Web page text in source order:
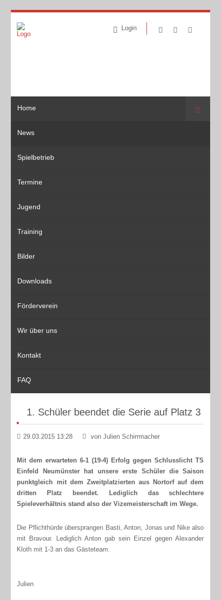
Login
Home
News
Spielbetrieb
Termine
Jugend
Training
Bilder
Downloads
Förderverein
Wir über uns
Kontakt
FAQ
Suche
1. Schüler beendet die Serie auf Platz 3
29.03.2015 13:28 von Julien Schirrmacher
Mit dem erwarteten 6-1 (19-4) Erfolg gegen Schlusslicht TS
Einfeld Neumünster hat unsere erste Schüler die Saison
punktgleich mit dem Zweitplatzierten aus Nortorf auf dem
dritten Platz beendet. Lediglich das schlechtere
Spieleverhältnis stand also der Vizemeisterschaft im Wege.
Die Pflichthürde übersprangen Basti, Anton, Jonas und Nike also
mit Bravour. Lediglich Anton gab sein Einzel gegen Alexander
Kloth mit 1-3 an das Gästeteam.
Julien